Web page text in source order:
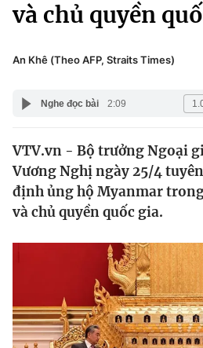
Xã hội
Pháp luật
Y tế
Thế giới
Tin tức
Thế giới đó đây
Câu chuyện quốc tế
Kinh tế
Góc doanh nghiệp
Dữ liệu và đời sống
Truyền hình
Phim VTV
Giải trí
Văn hóa - Giải trí
Công nghệ
và chủ quyền
An Khê (Theo AFP, Straits Times)
Nghe đọc bài 2:09
VTV.vn - Bộ trưởng Ngoại
Vương Nghị ngày 25/4
định ủng hộ Myanmar
và chủ quyền quốc gia.